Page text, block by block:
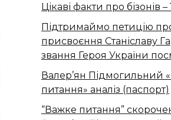
Цікаві факти про бізонів
Підтримаймо петицію
присвоєння Станіславу
звання Героя України
Валер’ян Підмогильний
питання» аналіз (паспорт)
“Важке питання”